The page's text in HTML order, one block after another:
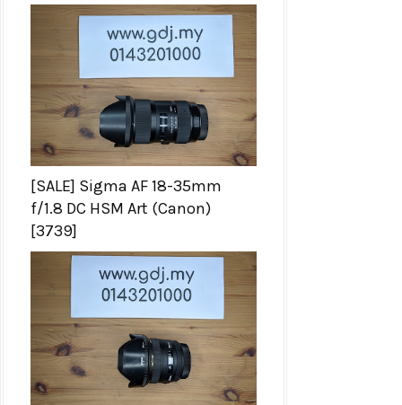
[SALE] Sigma AF 18-35mm
f/1.8 DC HSM Art (Canon)
[3739]